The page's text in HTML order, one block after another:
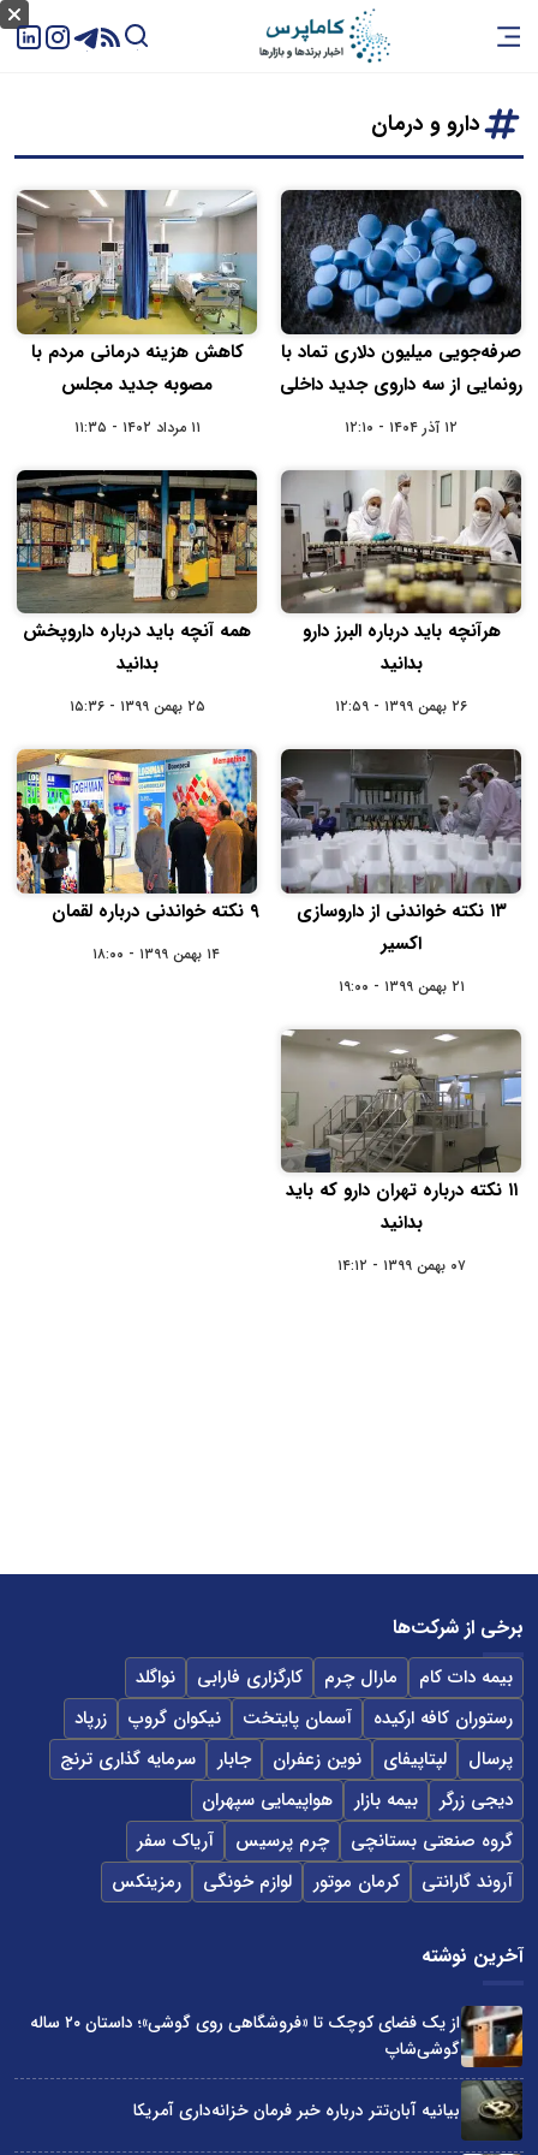
دارو و درمان
صرفه‌جویی میلیون دلاری تماد با
رونمایی از سه دارو‌ی جدید داخلی
۱۲ آذر ۱۴۰۴ - ۱۲:۱۰
کاهش هزینه درمانی مردم با
مصوبه جدید مجلس
۱۱ مرداد ۱۴۰۲ - ۱۱:۳۵
هرآنچه باید درباره البرز دارو
بدانید
۲۶ بهمن ۱۳۹۹ - ۱۲:۵۹
همه آنچه باید درباره داروپخش
بدانید
۲۵ بهمن ۱۳۹۹ - ۱۵:۳۶
۱۳ نکته خواندنی از داروسازی
اکسیر
۲۱ بهمن ۱۳۹۹ - ۱۹:۰۰
۹ نکته خواندنی درباره لقمان
۱۴ بهمن ۱۳۹۹ - ۱۸:۰۰
۱۱ نکته درباره تهران دارو که باید
بدانید
۰۷ بهمن ۱۳۹۹ - ۱۴:۱۲
برخی از شرکت‌ها
بیمه دات کام مارال چرم کارگزاری فارابی
نواگلد
رستوران کافه ارکیده
آسمان پایتخت نیکوان گروپ
زرپاد
پرسال
لپتاپیفای نوین زعفران جابار
سرمایه گذاری ترنج
دیجی زرگر
بیمه بازار
هواپیمایی سپهران
گروه صنعتی بستانچی
چرم پرسیس
آریاک سفر
آروند گارانتی
کرمان موتور لوازم خونگی رمزینکس
آخرین نوشته
از یک فضای کوچک تا «فروشگاهی روی گوشی»؛ داستان ۲۰ ساله
گوشی‌شاپ
بیانیه آبان‌تتر درباره خبر فرمان خزانه‌داری آمریکا